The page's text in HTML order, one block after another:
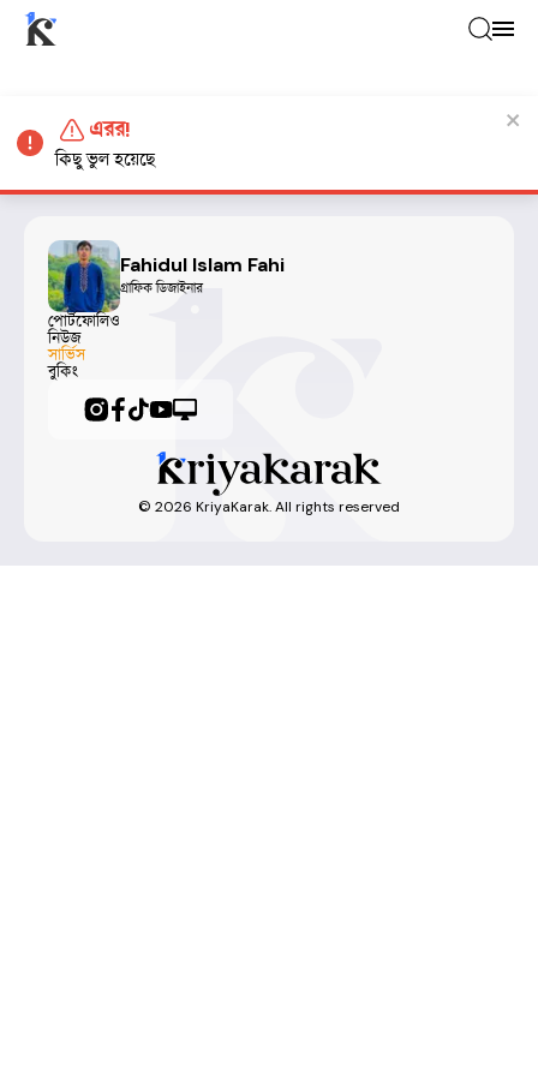
Fahidul Islam Fahi
গ্রাফিক ডিজাইনার
পোর্টফোলিও
নিউজ
সার্ভিস
বুকিং
© 2026 KriyaKarak. All rights reserved
এরর!
কিছু ভুল হয়েছে